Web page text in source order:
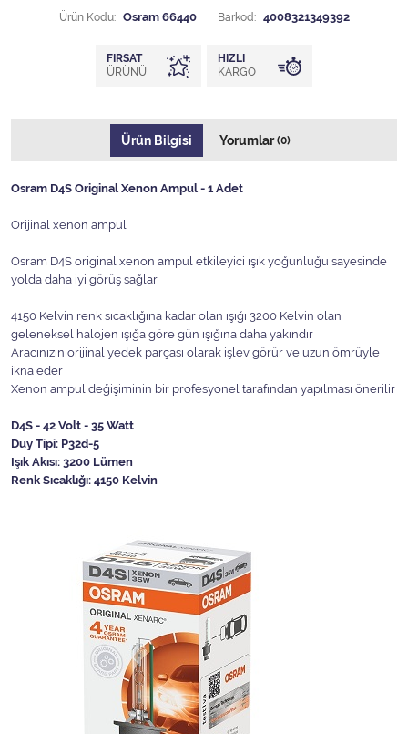
Ürün Kodu: Osram 66440 Barkod: 4008321349392
FIRSAT
ÜRÜNÜ
HIZLI
KARGO
Ürün Bilgisi Yorumlar(0)
Osram D4S Original Xenon Ampul - 1 Adet
Orijinal xenon ampul
Osram D4S original xenon ampul etkileyici ışık yoğunluğu sayesinde
yolda daha iyi görüş sağlar
4150 Kelvin renk sıcaklığına kadar olan ışığı 3200 Kelvin olan
geleneksel halojen ışığa göre gün ışığına daha yakındır
Aracınızın orijinal yedek parçası olarak işlev görür ve uzun ömrüyle
ikna eder
Xenon ampul değişiminin bir profesyonel tarafından yapılması önerilir
D4S - 42 Volt - 35 Watt
Duy Tipi: P32d-5
Işık Akısı: 3200 Lümen
Renk Sıcaklığı: 4150 Kelvin